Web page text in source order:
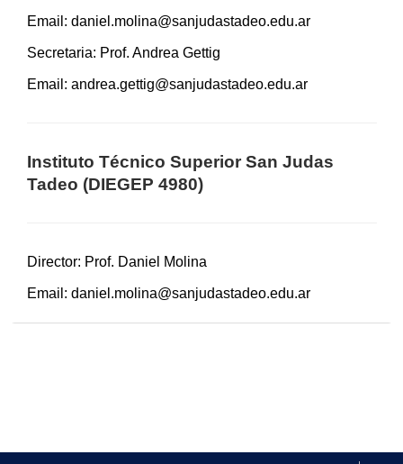
Email: daniel.molina@sanjudastadeo.edu.ar
Secretaria: Prof. Andrea Gettig
Email: andrea.gettig@sanjudastadeo.edu.ar
Instituto Técnico Superior San Judas
Tadeo (DIEGEP 4980)
Director: Prof. Daniel Molina
Email: daniel.molina@sanjudastadeo.edu.ar